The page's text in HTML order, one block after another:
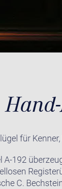
für
A-192
C.